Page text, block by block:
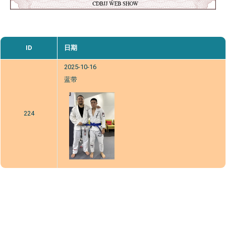
ID 日期
224
2025-10-16
蓝带